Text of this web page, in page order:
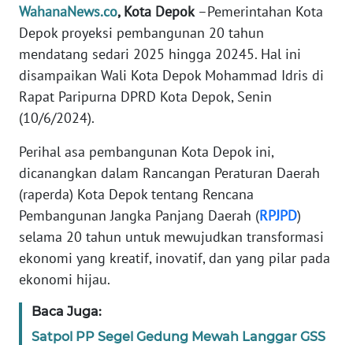
WahanaNews.co, Kota Depok–Pemerintahan Kota
Depok proyeksi pembangunan 20 tahun
mendatang sedari 2025 hingga 20245. Hal ini
disampaikan Wali Kota Depok Mohammad Idris di
Rapat Paripurna DPRD Kota Depok, Senin
(10/6/2024).
Perihal asa pembangunan Kota Depok ini,
dicanangkan dalam Rancangan Peraturan Daerah
(raperda) Kota Depok tentang Rencana
Pembangunan Jangka Panjang Daerah (RPJPD)
selama 20 tahun untuk mewujudkan transformasi
ekonomi yang kreatif, inovatif, dan yang pilar pada
ekonomi hijau.
Baca Juga:
Satpol PP Segel Gedung Mewah Langgar GSS
REDAKSI
KARIR
DISCLAIMER
News
WN
SUMUT
WN
JAKARTA
WN
JABAR